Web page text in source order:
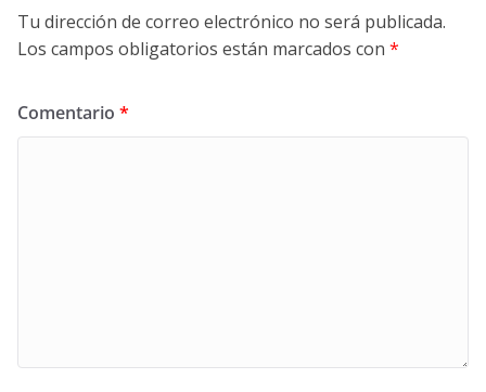
Tu dirección de correo electrónico no será publicada.
Los campos obligatorios están marcados con *
Comentario *